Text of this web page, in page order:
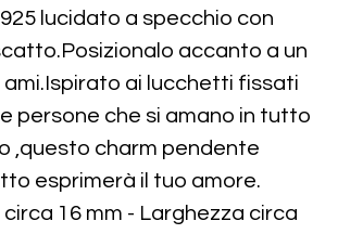
lucidato a specchio con
accanto a un
ami.Ispirato ai lucchetti fissati
persone che si amano in tutto
,questo charm pendente
esprimerà il tuo amore.
circa 16 mm - Larghezza circa